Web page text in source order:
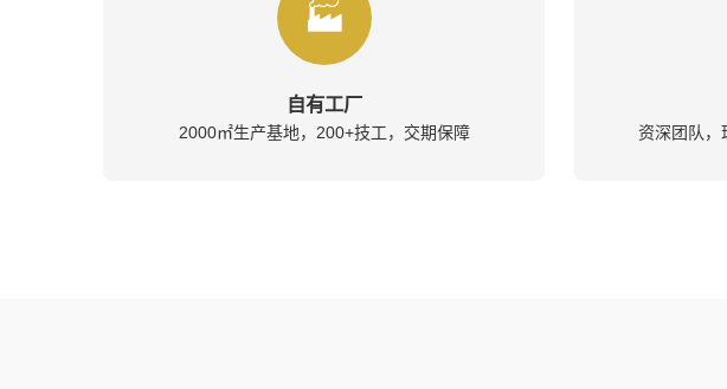
🏭
自有工厂
2000㎡生产基地，200+技工，交期保障 资深团队，